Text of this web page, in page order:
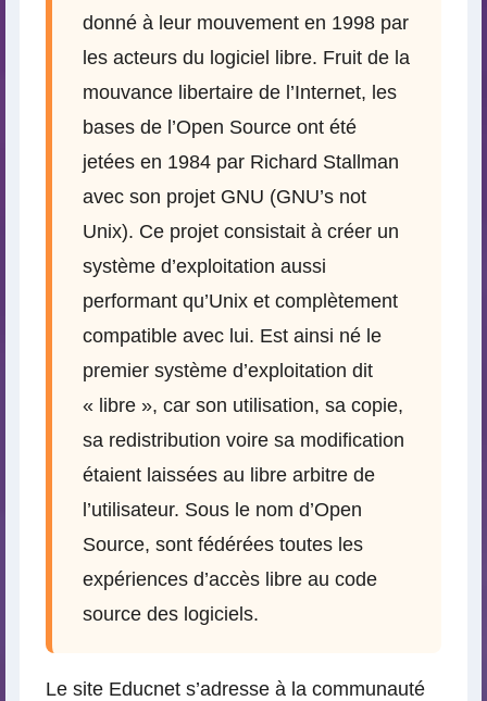
donné à leur mouvement en 1998 par
les acteurs du logiciel libre. Fruit de la
mouvance libertaire de l’Internet, les
bases de l’Open Source ont été
jetées en 1984 par Richard Stallman
avec son projet GNU (GNU’s not
Unix). Ce projet consistait à créer un
système d’exploitation aussi
performant qu’Unix et complètement
compatible avec lui. Est ainsi né le
premier système d’exploitation dit
« libre », car son utilisation, sa copie,
sa redistribution voire sa modification
étaient laissées au libre arbitre de
l’utilisateur. Sous le nom d’Open
Source, sont fédérées toutes les
expériences d’accès libre au code
source des logiciels.
Le site Educnet s’adresse à la communauté